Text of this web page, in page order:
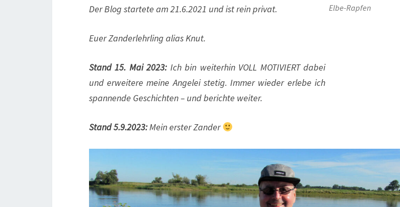
Der Blog startete am 21.6.2021 und ist rein privat.
Euer Zanderlehrling alias Knut.
Stand 15. Mai 2023:Ich bin weiterhin VOLL MOTIVIERT dabei
und erweitere meine Angelei stetig. Immer wieder erlebe ich
spannende Geschichten – und berichte weiter.
Elbe-Rapfen
Stand 5.9.2023:Mein erster Zander